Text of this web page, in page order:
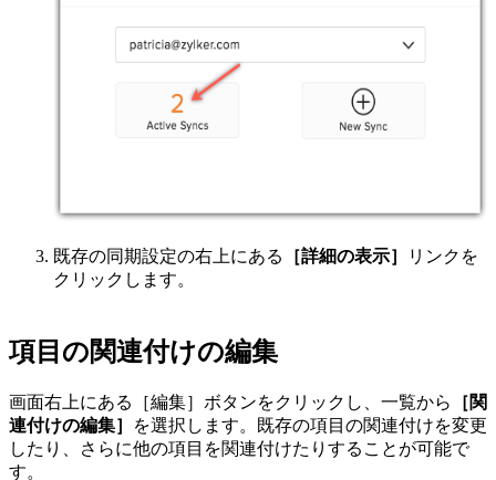
既存の同期設定の右上にある ［詳細の表示］
リンクを
クリックします。
項目の関連付けの編集
画面右上にある［編集］ボタンをクリックし、一覧から
［関
連付けの編集］
を選択します。既存の項目の関連付けを変更
したり、さらに他の項目を関連付けたりすることが可能で
す。